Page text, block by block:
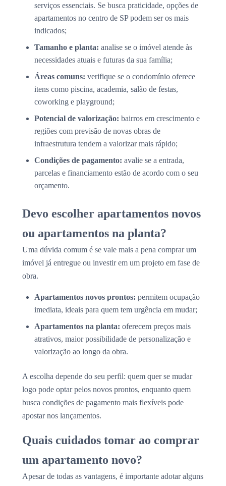
serviços essenciais. Se busca praticidade, opções de
apartamentos no centro de SP podem ser os mais
indicados;
Tamanho e planta: analise se o imóvel atende às
necessidades atuais e futuras da sua família;
Áreas comuns: verifique se o condomínio oferece
itens como piscina, academia, salão de festas,
coworking e playground;
Potencial de valorização: bairros em crescimento e
regiões com previsão de novas obras de
infraestrutura tendem a valorizar mais rápido;
Condições de pagamento: avalie se a entrada,
parcelas e financiamento estão de acordo com o seu
orçamento.
Devo escolher apartamentos novos
ou apartamentos na planta?
Uma dúvida comum é se vale mais a pena comprar um
imóvel já entregue ou investir em um projeto em fase de
obra.
Apartamentos novos prontos: permitem ocupação
imediata, ideais para quem tem urgência em mudar;
Apartamentos na planta: oferecem preços mais
atrativos, maior possibilidade de personalização e
valorização ao longo da obra.
A escolha depende do seu perfil: quem quer se mudar
logo pode optar pelos novos prontos, enquanto quem
busca condições de pagamento mais flexíveis pode
apostar nos lançamentos.
Quais cuidados tomar ao comprar
um apartamento novo?
Apesar de todas as vantagens, é importante adotar alguns